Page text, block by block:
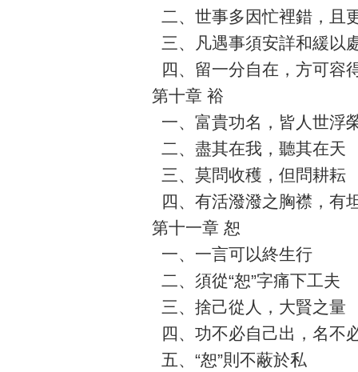
二、世事多因忙裡錯，且
三、凡遇事須安詳和緩以
四、留一分自在，方可容
第十章 裕
一、富貴功名，皆人世浮
二、盡其在我，聽其在天
三、莫問收穫，但問耕耘
四、有活潑潑之胸襟，有
第十一章 恕
一、一言可以終生行
二、須從“恕”字痛下工夫
三、捨己從人，大賢之量
四、功不必自己出，名不
五、“恕”則不蔽於私